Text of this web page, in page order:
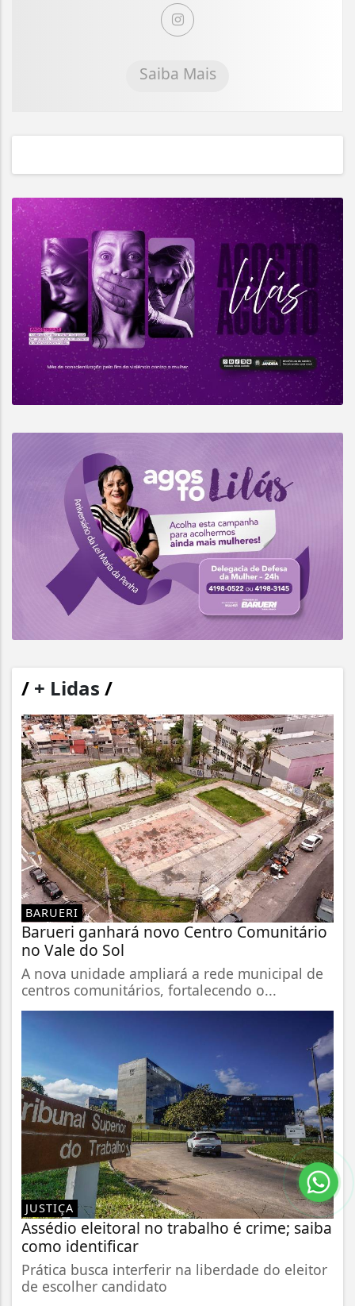
Saiba Mais
/ + Lidas /
BARUERI
Barueri ganhará novo Centro Comunitário
no Vale do Sol
A nova unidade ampliará a rede municipal de
centros comunitários, fortalecendo o...
JUSTIÇA
Assédio eleitoral no trabalho é crime; saiba
como identificar
Prática busca interferir na liberdade do eleitor
de escolher candidato